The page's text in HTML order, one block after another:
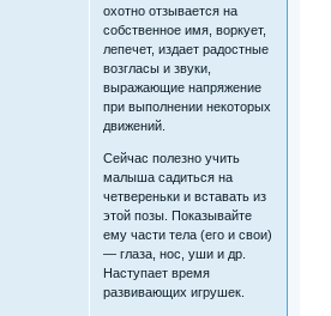
охотно отзывается на
собственное имя, воркует,
лепечет, издает радостные
возгласы и звуки,
выражающие напряжение
при выполнении некоторых
движений.
Сейчас полезно учить
малыша садиться на
четвереньки и вставать из
этой позы. Показывайте
ему части тела (его и свои)
— глаза, нос, уши и др.
Наступает время
развивающих игрушек.